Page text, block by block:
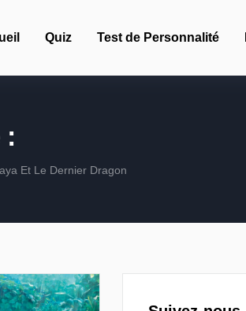
Quiz Test de Personnalité
:
Et Le Dernier Dragon